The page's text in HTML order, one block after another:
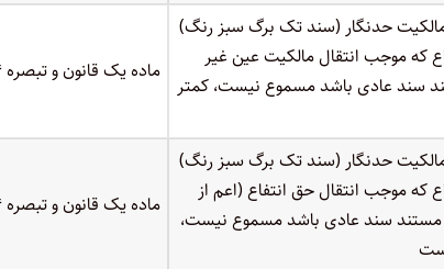
حدنگار (سند تک برگ سبز رنگ)
که موجب انتقال مالکیت عین غیر
سند عادی باشد مسموع نیست، کمتر
ماده یک قانون و تبصره ۴ ماده یک
حدنگار (سند تک برگ سبز رنگ)
که موجب انتقال حق انتفاع (اعم از
مستند سند عادی باشد مسموع نیست،
ماده یک قانون و تبصره ۴ ماده یک